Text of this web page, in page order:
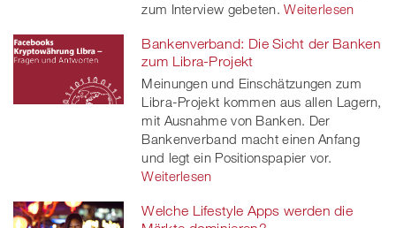
zum Interview gebeten.Weiterlesen
Bankenverband: Die Sicht der Banken
zum Libra-Projekt
Meinungen und Einschätzungen zum
Libra-Projekt kommen aus allen Lagern,
mit Ausnahme von Banken. Der
Bankenverband macht einen Anfang
und legt ein Positionspapier vor.
Weiterlesen
Welche Lifestyle Apps werden die